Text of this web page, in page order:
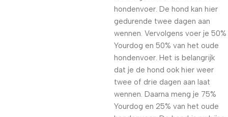
hondenvoer. De hond kan hier
gedurende twee dagen aan
wennen. Vervolgens voer je 50%
Yourdog en 50% van het oude
hondenvoer. Het is belangrijk
dat je de hond ook hier weer
twee of drie dagen aan laat
wennen. Daarna meng je 75%
Yourdog en 25% van het oude